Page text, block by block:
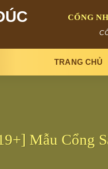
CỔNG
TRANG CHỦ
Mẫu Cổng